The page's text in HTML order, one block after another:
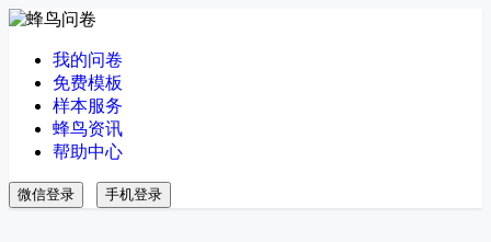
我的问卷
免费模板
样本服务
蜂鸟资讯
帮助中心
微信登录 手机登录